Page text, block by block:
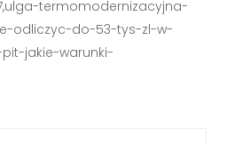
termomodernizacyjna-
odliczyc-do-53-tys-zl-w-
jakie-warunki-